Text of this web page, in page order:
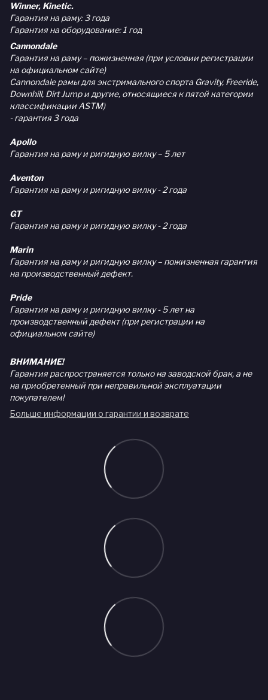
Winner, Kinetic.
Гарантия на раму: 3 года
Гарантия на оборудование: 1 год
Cannondale
Гарантия на раму – пожизненная (при условии регистрации
на официальном сайте)
Cannondale рамы для экстримального спорта Gravity, Freeride,
Downhill, Dirt Jump и другие, относящиеся к пятой категории
классификации ASTM)
- гарантия 3 года
Apollo
Гарантия на раму и ригидную вилку – 5 лет
Aventon
Гарантия на раму и ригидную вилку - 2 года
GT
Гарантия на раму и ригидную вилку - 2 года
Marin
Гарантия на раму и ригидную вилку – пожизненная гарантия
на производственный дефект.
Pride
Гарантия на раму и ригидную вилку - 5 лет на
производственный дефект (при регистрации на
официальном сайте)
ВНИМАНИЕ!
Гарантия распространяется только на заводской брак, а не
на приобретенный при неправильной эксплуатации
покупателем!
Больше информации о гарантии и возврате